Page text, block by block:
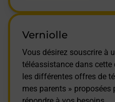
Verniolle
Vous désirez souscrire à
téléassistance dans cette
les différentes offres de
mes parents » proposées